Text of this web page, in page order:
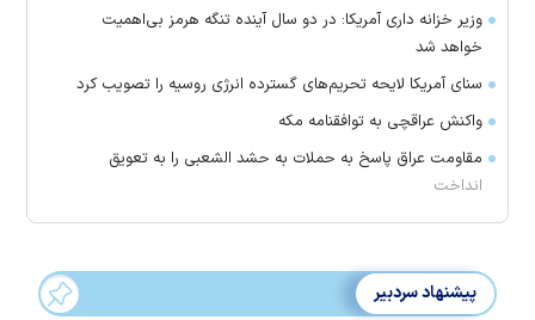
وزیر خزانه داری آمریکا: در دو سال آینده تنگه هرمز بی‌اهمیت
خواهد شد
سنای آمریکا لایحه تحریم‌های گسترده انرژی روسیه را تصویب کرد
واکنش عراقچی به توافقنامه مکه
مقاومت عراق پاسخ به حملات به حشد الشعبی را به تعویق
انداخت
پیشنهاد سردبیر